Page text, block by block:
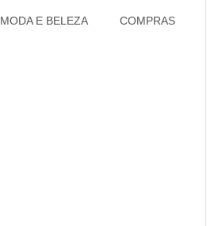
MODA E BELEZA COMPRAS